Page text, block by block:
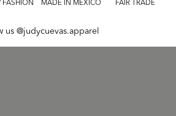
FASHION MADE IN MEXICO FAIR TRADE
us @judycuevas.apparel